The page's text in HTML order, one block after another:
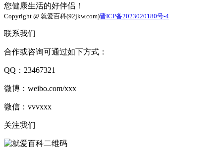
您健康生活的好伴侣！
Copyright @ 就爱百科(92jkw.com)晋ICP备2023020180号-4
联系我们
合作或咨询可通过如下方式：
QQ：23467321
微博：weibo.com/xxx
微信：vvvxxx
关注我们